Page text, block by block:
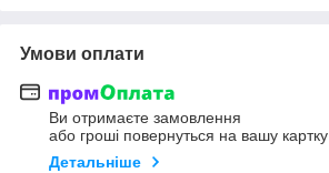
Умови оплати
Ви отримаєте замовлення
або гроші повернуться на вашу картку
Детальніше